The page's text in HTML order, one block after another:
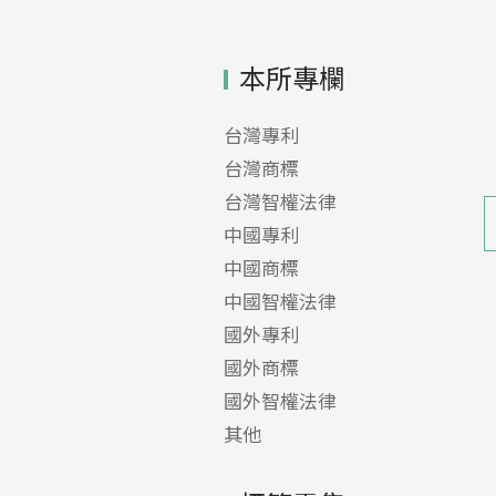
本所專欄
台灣專利
台灣商標
台灣智權法律
中國專利
中國商標
中國智權法律
國外專利
國外商標
國外智權法律
其他